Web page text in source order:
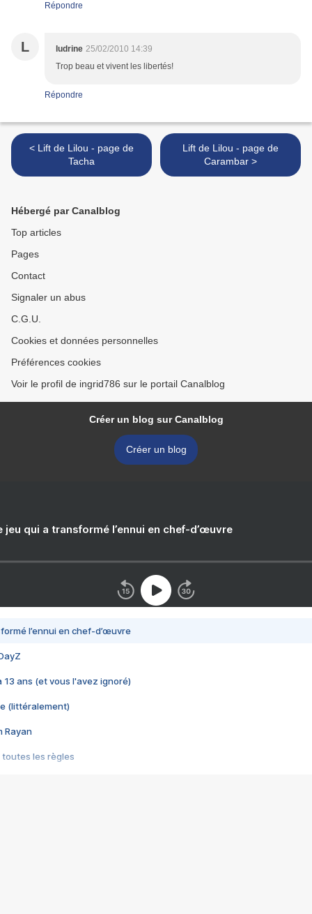
Répondre
L ludrine 25/02/2010 14:39
Trop beau et vivent les libertés!
Répondre
< Lift de Lilou - page de
Tacha
Lift de Lilou - page de
Carambar >
Hébergé par Canalblog
Top articles
Pages
Contact
Signaler un abus
C.G.U.
Cookies et données personnelles
Préférences cookies
Voir le profil de ingrid786 sur le portail Canalblog
Créer un blog sur Canalblog
Créer un blog
jeu qui a transformé l’ennui en chef-d’œuvre
l’ennui en chef-d’œuvre
13 ans (et vous l'avez ignoré)
(littéralement)
Rayan
toutes les règles